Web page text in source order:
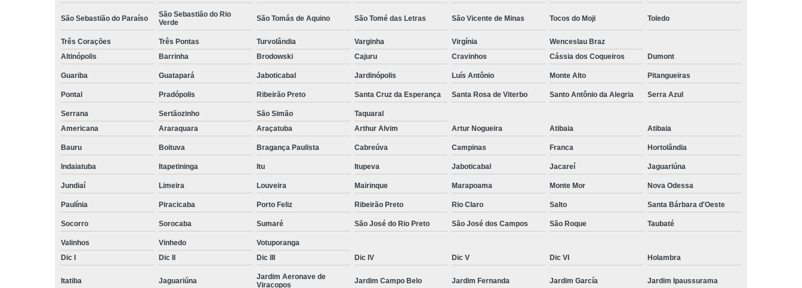
Fábrica de Camisa Social para Homem
Loja de Fábrica Camisa Social
Loja com Moda Masculina
Loja de Moda Masculina
Loja de Moda Masculina Online
Loja Executivo Moda Masculina
Loja Moda Masculina
Loja Moda Masculina Executivo
Loja Moda Masculina Online
Loja Moda Masculina Social
Loja Virtual Moda Masculina
Moda Masculina Loja
Moda Casual Masculina
Moda Jeans Masculina
Moda Masculina
Moda Masculina Camisa
Moda Masculina Camisa Social
Moda Masculina Esporte Fino
Moda Masculina Inverno
Moda Masculina Social
Moda Plus Size Masculina
Moda Social Masculina
Roupas Elegantes Masculinas
Roupas Estilosas Masculinas
Roupas Masculinas
Roupas Masculinas da Moda
Roupas Masculinas Esporte Fino
Roupas Masculinas Estilosas
Roupas Masculinas na Moda
Roupas Masculinas no Atacado
Roupas Masculinas para Revenda
São Sebastião do Paraíso
São Sebastião do Rio
Verde
São Tomás de Aquino São Tomé das Letras São Vicente de Minas Tocos do Moji Toledo
Três Corações Três Pontas Turvolândia Varginha Virgínia
Wenceslau Braz
Altinópolis
Barrinha Brodowski Cajuru Cravinhos Cássia dos Coqueiros Dumont
Guariba Guatapará Jaboticabal Jardinópolis Luís Antônio Monte Alto Pitangueiras
Pontal Pradópolis Ribeirão Preto Santa Cruz da Esperança Santa Rosa de Viterbo Santo Antônio da Alegria Serra Azul
Serrana Sertãozinho São Simão
Taquaral
Americana
Araraquara Araçatuba Arthur Alvim Artur Nogueira Atibaia Atibaia
Bauru Boituva Bragança Paulista Cabreúva Campinas Franca Hortolândia
Indaiatuba Itapetininga Itu Itupeva Jaboticabal Jacareí Jaguariúna
Jundiaí Limeira Louveira Mairinque Marapoama Monte Mor Nova Odessa
Paulínia Piracicaba Porto Feliz Ribeirão Preto Rio Claro Salto Santa Bárbara d'Oeste
Socorro Sorocaba Sumaré São José do Rio Preto São José dos Campos São Roque Taubaté
Valinhos Vinhedo
Votuporanga
Dic I
Dic II Dic III Dic IV Dic V Dic VI Holambra
Itatiba Jaguariúna
Jardim Aeronave de
Viracopos
Jardim Campo Belo Jardim Fernanda Jardim García Jardim Ipaussurama